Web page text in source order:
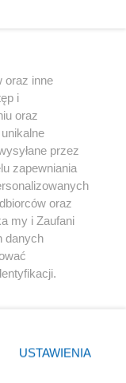
Youtube
oraz inne
i
oraz
przez
zapewniania
oraz
my i Zaufani
danych
prywatności
USTAWIENIA